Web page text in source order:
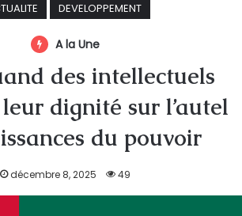
DEVELOPPEMENT
A la Une
des intellectuels
dignité sur l’autel
du pouvoir
décembre 8, 2025 49